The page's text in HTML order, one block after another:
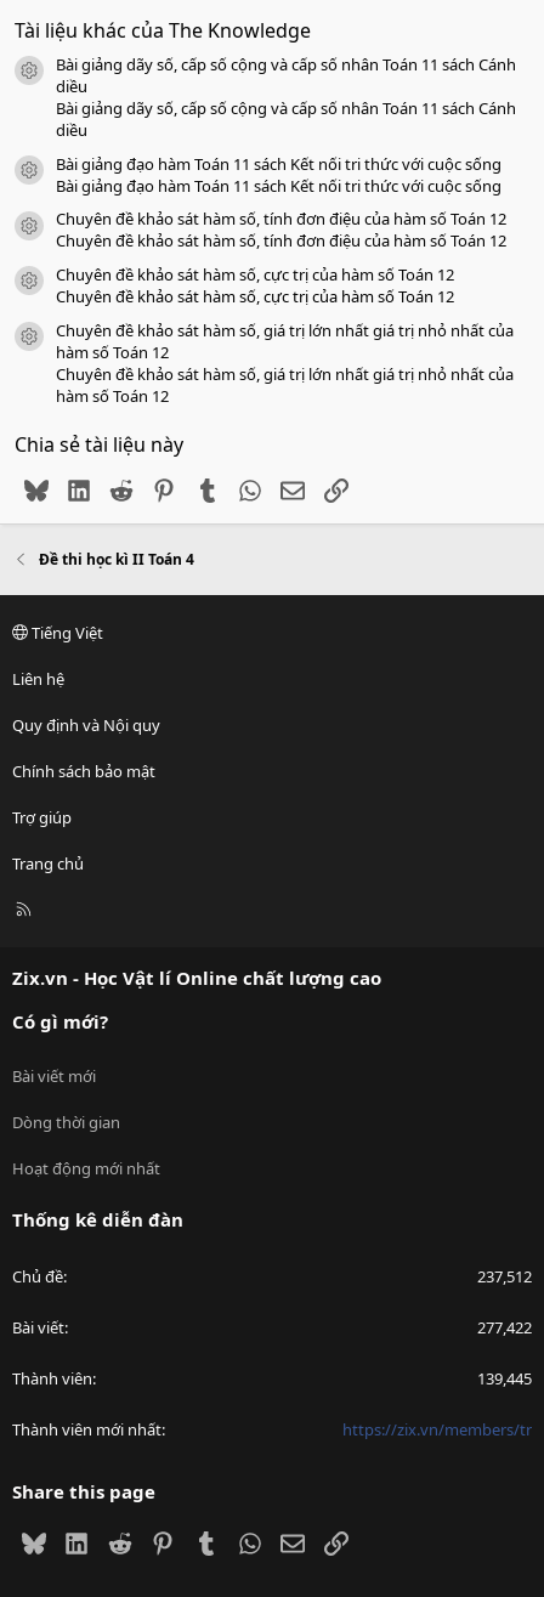
0
0
a
Tài liệu khác của The Knowledge
icon tài liệu
Bài giảng dãy số, cấp số cộng và cấp số nhân Toán 11 sách Cánh
diều
Bài giảng dãy số, cấp số cộng và cấp số nhân Toán 11 sách Cánh
diều
icon tài liệu
Bài giảng đạo hàm Toán 11 sách Kết nối tri thức với cuộc sống
Bài giảng đạo hàm Toán 11 sách Kết nối tri thức với cuộc sống
icon tài liệu
Chuyên đề khảo sát hàm số, tính đơn điệu của hàm số Toán 12
Chuyên đề khảo sát hàm số, tính đơn điệu của hàm số Toán 12
icon tài liệu
Chuyên đề khảo sát hàm số, cực trị của hàm số Toán 12
Chuyên đề khảo sát hàm số, cực trị của hàm số Toán 12
icon tài liệu
Chuyên đề khảo sát hàm số, giá trị lớn nhất giá trị nhỏ nhất của
hàm số Toán 12
Chuyên đề khảo sát hàm số, giá trị lớn nhất giá trị nhỏ nhất của
hàm số Toán 12
Chia sẻ tài liệu này
BlueskyLinkedIn
Reddit PinterestTumblr WhatsApp
EmailLink
Đề thi học kì II Toán 4
Tiếng Việt
Liên hệ
Quy định và Nội quy
Chính sách bảo mật
Trợ giúp
Trang chủ
R
Zix.vn - Học Vật lí Online chất lượng cao
Có gì mới?
Bài viết mới
Dòng thời gian
Hoạt động mới nhất
Thống kê diễn đàn
Chủ đề 237,512
Bài viết 277,422
Thành viên 139,445
Thành viên mới nhất https://zix.vn/members/tr
Share this page
BlueskyLinkedIn
Reddit PinterestTumblrWhatsApp
EmailLink